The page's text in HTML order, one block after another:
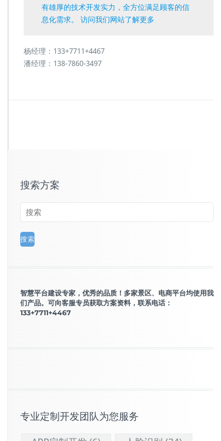
有雄厚的技术开发实力，全方位满足顾客的信
息化需求。 访问我们网站了解更多
杨经理：133+7711+4467
潘经理：138-7860-3497
搜索方案
智慧平台建设专家，优秀的品质！多家景区、电商平台均使用我
们产品。可向客服专员获取方案资料，联系电话：
133+7711+4467
专业定制开发团队为您服务